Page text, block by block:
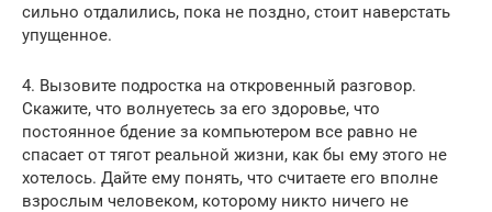
сильно отдалились, пока не поздно, стоит наверстать
упущенное.
4. Вызовите подростка на откровенный разговор.
Скажите, что волнуетесь за его здоровье, что
постоянное бдение за компьютером все равно не
спасает от тягот реальной жизни, как бы ему этого не
хотелось. Дайте ему понять, что считаете его вполне
взрослым человеком, которому никто ничего не